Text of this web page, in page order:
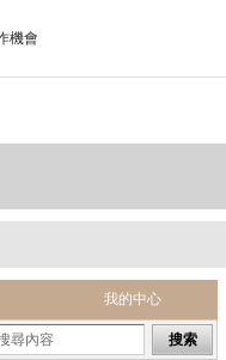
機會
我的中心
搜索